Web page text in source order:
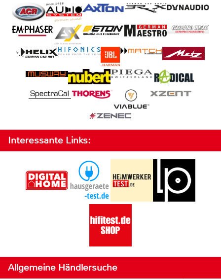
Interessante Links:
Allgemeine Händlersuche